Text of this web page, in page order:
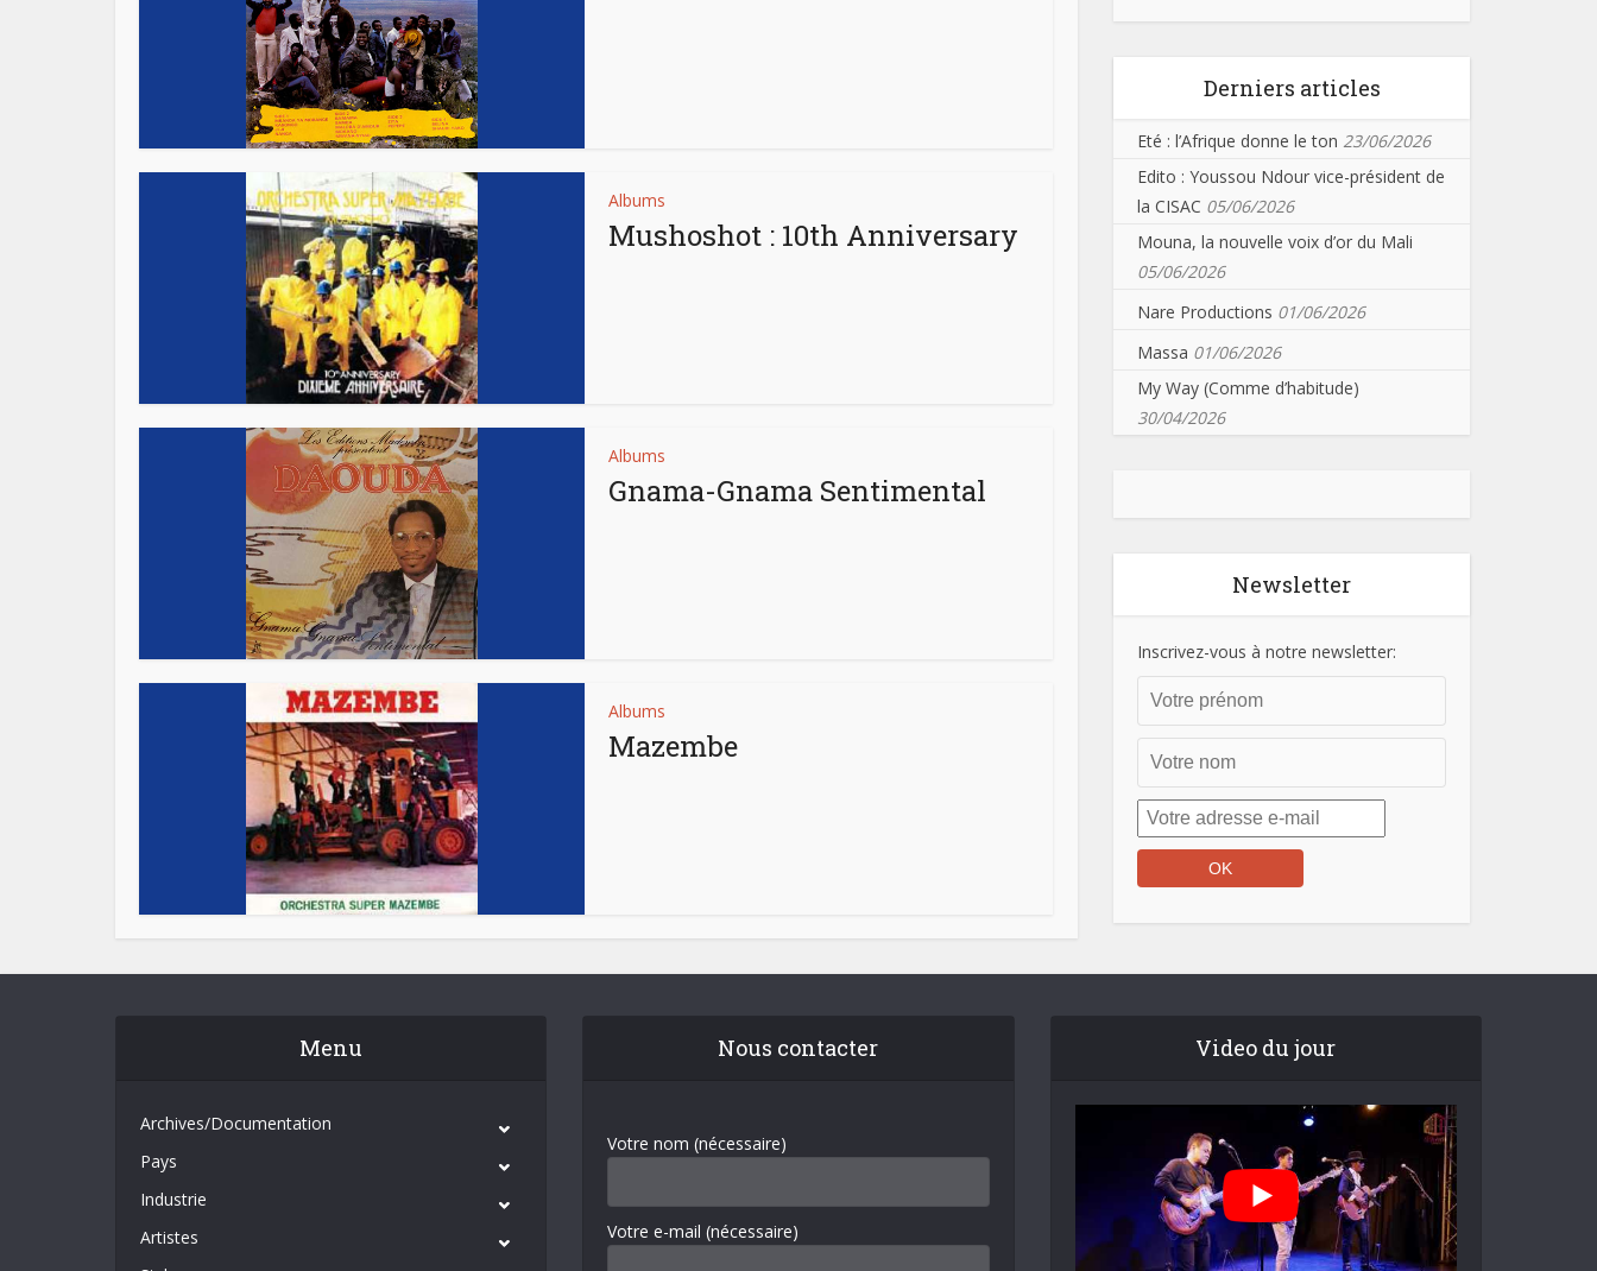
Albums
Mushoshot : 10th Anniversary
Albums
Gnama-Gnama Sentimental
Albums
Mazembe
Derniers articles
Eté : l’Afrique donne le ton 23/06/2026
Edito : Youssou Ndour vice-président de
la CISAC 05/06/2026
Mouna, la nouvelle voix d’or du Mali
05/06/2026
Nare Productions 01/06/2026
Massa 01/06/2026
My Way (Comme d’habitude)
30/04/2026
Newsletter
Inscrivez-vous à notre newsletter:
Menu
Archives/Documentation
Pays
Industrie
Artistes
Nous contacter
Votre nom (nécessaire)
Votre e-mail (nécessaire)
Video du jour